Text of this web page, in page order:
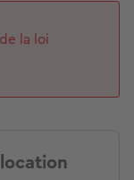
la loi